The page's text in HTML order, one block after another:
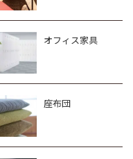
オフィス家具
座布団